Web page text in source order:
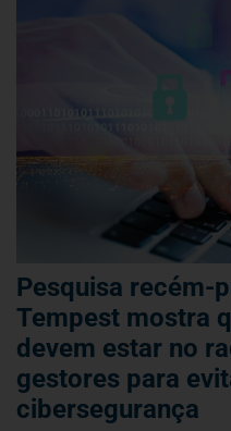
Pesquisa recém-
Tempest mostra
devem estar no
gestores para
cibersegurança